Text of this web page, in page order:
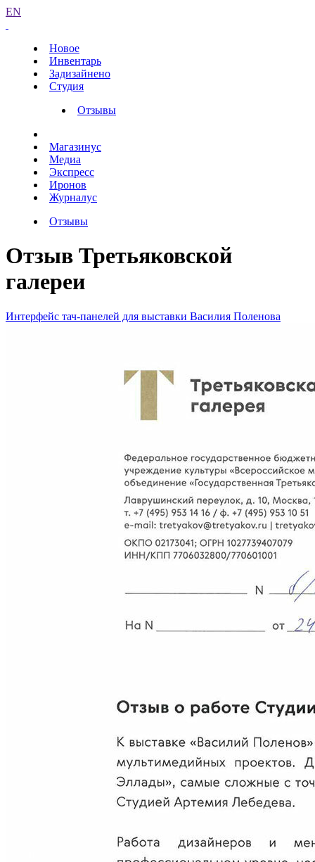
EN
Новое
Инвентарь
Задизайнено
Студия
Отзывы
Магазинус
Медиа
Экспресс
Иронов
Журналус
Отзывы
Отзыв Третьяковской
галереи
Интерфейс тач-панелей для выставки Василия Поленова